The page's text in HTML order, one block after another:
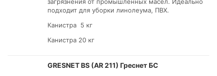
загрязнения от промышленных масел. Идеально
подходит для уборки линолеума, ПВХ.
Канистра 5 кг
Канистра 20 кг
GRESNET BS (AR 211) Греснет БС